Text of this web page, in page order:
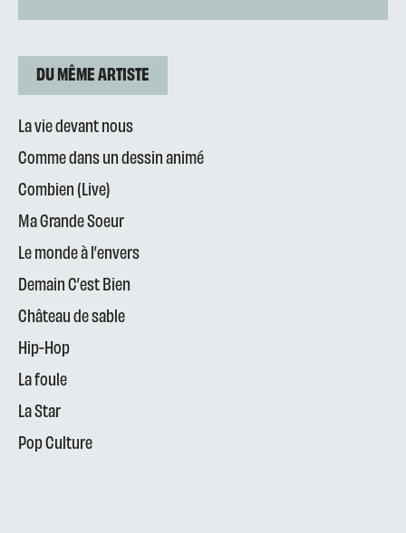
DU MÊME ARTISTE
La vie devant nous
Comme dans un dessin animé
Combien (Live)
Ma Grande Soeur
Le monde à l’envers
Demain C’est Bien
Château de sable
Hip-Hop
La foule
La Star
Pop Culture